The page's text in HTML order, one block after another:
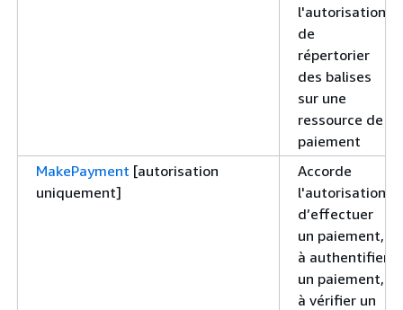
l'autorisation
de
répertorier
des balises
sur une
ressource de
paiement
MakePayment [autorisation
uniquement]
Accorde
l'autorisation
d’effectuer
un paiement,
à authentifier
un paiement,
à vérifier un